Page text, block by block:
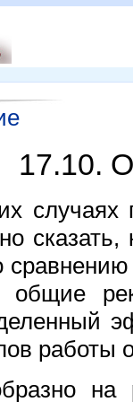
17.10.
случаях
общие
работы
на